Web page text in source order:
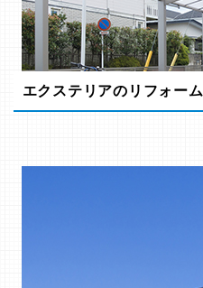
エクステリアのリフォーム